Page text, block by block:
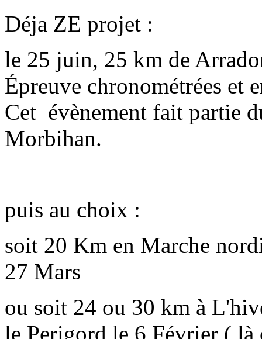
Déja ZE projet :
le 25 juin, 25 km de
Épreuve chronométrées et
Cet évènement fait partie
Morbihan.
puis au choix :
soit 20 Km en Marche
27 Mars
ou soit 24 ou 30 km à
le Perigord le 6 Février ( là